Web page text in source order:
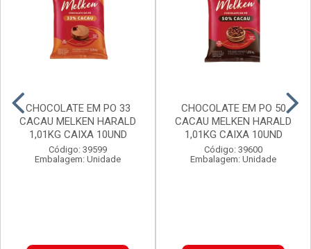
CHOCOLATE EM PO 33
CACAU MELKEN HARALD
1,01KG CAIXA 10UND
Código: 39599
Embalagem: Unidade
CHOCOLATE EM PO 50
CACAU MELKEN HARALD
1,01KG CAIXA 10UND
Código: 39600
Embalagem: Unidade